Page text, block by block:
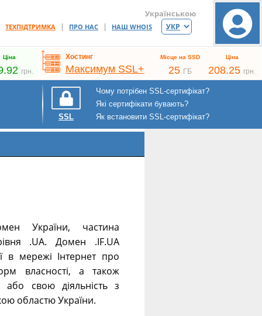
ТЕХПІДТРИМКА | ПРО НАС | НАШ WHOIS
Українською
Ціна
грн.
Хостинг
Максимум SSL+
Місце на SSD Ціна
25 ГБ 208.25 грн.
SSL
Чому потрібен SSL-сертифікат?
Які сертифікати бувають?
Як встановити SSL-сертифікат?
України, частина
.UA. Домен .IF.UA
в мережі Інтернет про
власності, а також
або свою діяльність з
областю України.